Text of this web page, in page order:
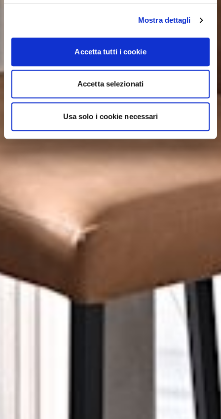
Mostra dettagli
Accetta tutti i cookie
Accetta selezionati
Usa solo i cookie necessari